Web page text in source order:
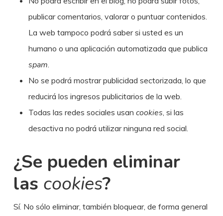
publicar comentarios, valorar o puntuar contenidos.
La web tampoco podrá saber si usted es un
humano o una aplicación automatizada que publica
spam.
No se podrá mostrar publicidad sectorizada, lo que
reducirá los ingresos publicitarios de la web.
Todas las redes sociales usan cookies, si las
desactiva no podrá utilizar ninguna red social.
¿Se pueden eliminar
las cookies?
Sí. No sólo eliminar, también bloquear, de forma general